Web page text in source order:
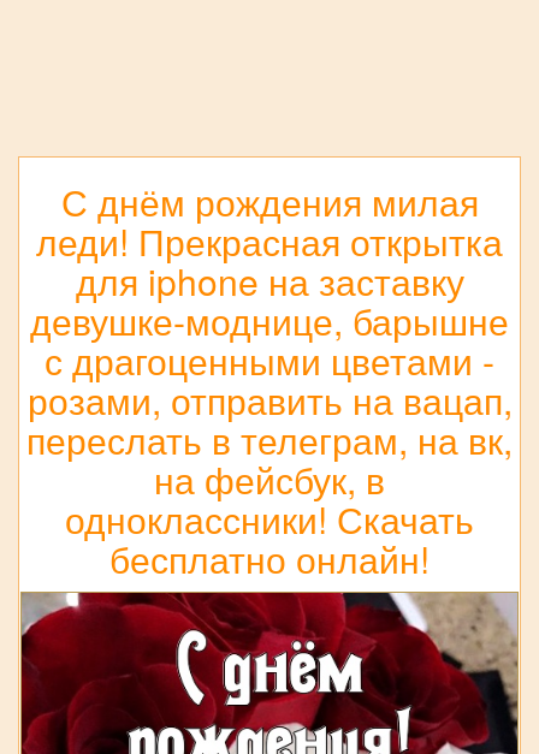
С днём рождения милая
леди! Прекрасная открытка
для iphone на заставку
девушке-моднице, барышне
с драгоценными цветами -
розами, отправить на вацап,
переслать в телеграм, на вк,
на фейсбук, в
одноклассники! Скачать
бесплатно онлайн!